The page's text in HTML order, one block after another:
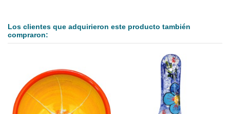
Los clientes que adquirieron este producto también
compraron: